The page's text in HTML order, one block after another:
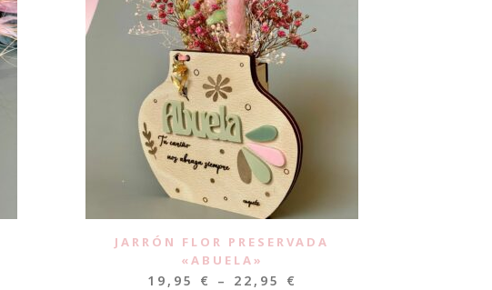
JARRÓN FLOR PRESERVADA
«ABUELA»
19,95 € – 22,95 €